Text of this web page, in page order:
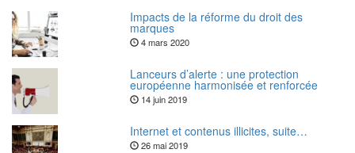
Impacts de la réforme du droit des
marques
4 mars 2020
Lanceurs d’alerte : une protection
européenne harmonisée et renforcée
14 juin 2019
Internet et contenus illicites, suite…
26 mai 2019